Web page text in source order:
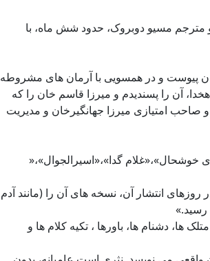
مسیو دوبروک، حدود شش ماه، با
پیوست و در همسویی با آرمان های مشروطه
آن را پسندیدم و میرزا قاسم خان را که
صاحب امتیازی میرزا جهانگیرخان و مدیریت
خوشحال»،«غلام گدا»،«اسیرالجوال»،«
انتشار آن، نسخه های آن را (مانند آدم
ها، دشنام ها، باورها ، تکیه کلام ها و